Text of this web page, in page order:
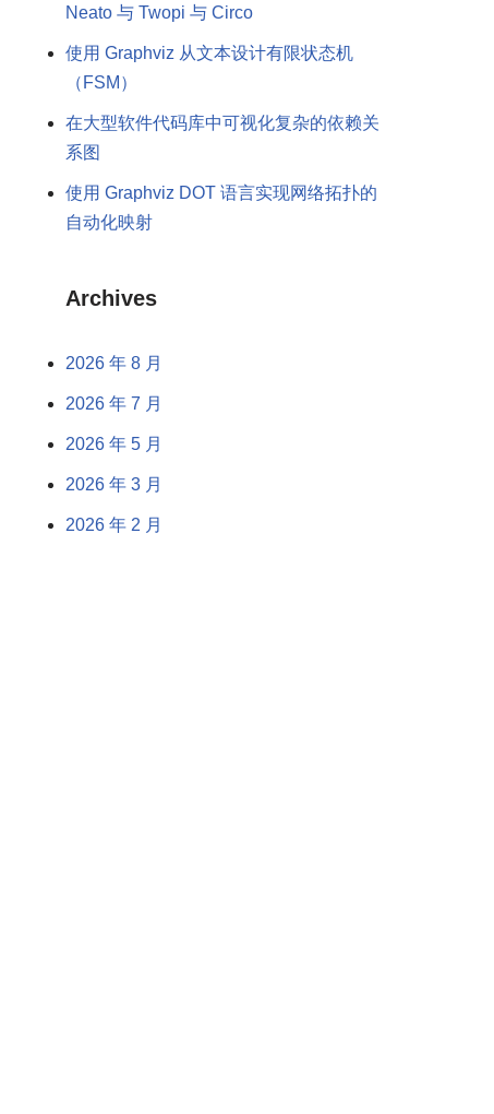
Neato 与 Twopi 与 Circo
使用 Graphviz 从文本设计有限状态机
（FSM）
在大型软件代码库中可视化复杂的依赖关
系图
使用 Graphviz DOT 语言实现网络拓扑的
自动化映射
Archives
2026 年 8 月
2026 年 7 月
2026 年 5 月
2026 年 3 月
2026 年 2 月